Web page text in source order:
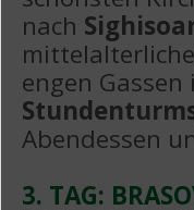
nach
engen
Abendessen
3. TAG: